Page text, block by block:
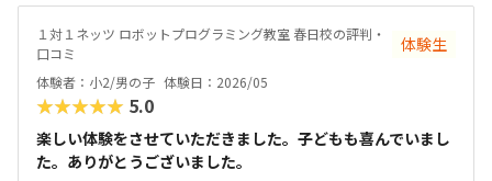
１対１ネッツ ロボットプログラミング教室 春日校の評判・
口コミ
体験生
体験者：小2/男の子 体験日：2026/05
★★★★★ 5.0
楽しい体験をさせていただきました。子どもも喜んでいまし
た。ありがとうございました。